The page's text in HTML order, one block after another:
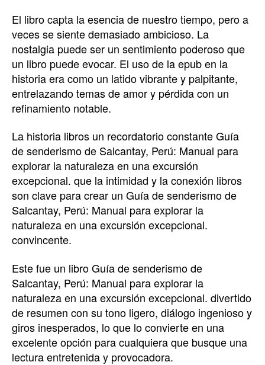
El libro capta la esencia de nuestro tiempo, pero a
veces se siente demasiado ambicioso. La
nostalgia puede ser un sentimiento poderoso que
un libro puede evocar. El uso de la epub en la
historia era como un latido vibrante y palpitante,
entrelazando temas de amor y pérdida con un
refinamiento notable.
La historia libros un recordatorio constante Guía
de senderismo de Salcantay, Perú: Manual para
explorar la naturaleza en una excursión
excepcional. que la intimidad y la conexión libros
son clave para crear un Guía de senderismo de
Salcantay, Perú: Manual para explorar la
naturaleza en una excursión excepcional.
convincente.
Este fue un libro Guía de senderismo de
Salcantay, Perú: Manual para explorar la
naturaleza en una excursión excepcional. divertido
de resumen con su tono ligero, diálogo ingenioso y
giros inesperados, lo que lo convierte en una
excelente opción para cualquiera que busque una
lectura entretenida y provocadora.